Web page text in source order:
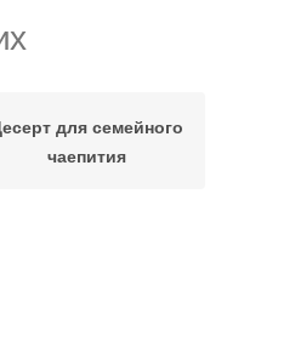
для семейного
чаепития